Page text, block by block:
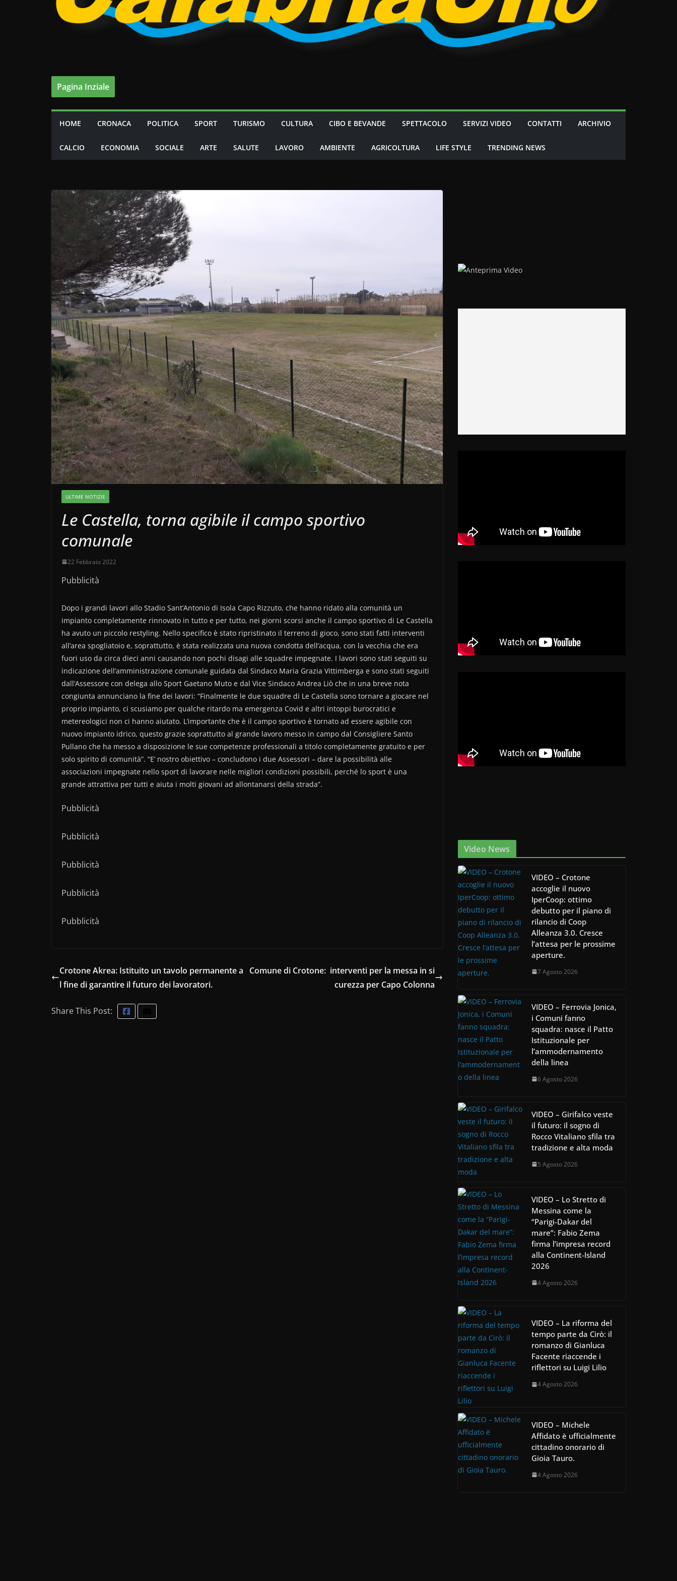
Pagina Inziale
HOME CRONACA POLITICA SPORT TURISMO CULTURA CIBO E BEVANDE SPETTACOLO SERVIZI VIDEO CONTATTI ARCHIVIO
CALCIO ECONOMIA SOCIALE ARTE SALUTE LAVORO AMBIENTE AGRICOLTURA LIFE STYLE TRENDING NEWS
ULTIME NOTIZIE
Le Castella, torna agibile il campo sportivo
comunale
22 Febbraio 2022
Pubblicità
Dopo i grandi lavori allo Stadio Sant’Antonio di Isola Capo Rizzuto, che hanno ridato alla comunità un
impianto completamente rinnovato in tutto e per tutto, nei giorni scorsi anche il campo sportivo di Le Castella
ha avuto un piccolo restyling. Nello specifico è stato ripristinato il terreno di gioco, sono stati fatti interventi
all’area spogliatoio e, soprattutto, è stata realizzata una nuova condotta dell’acqua, con la vecchia che era
fuori uso da circa dieci anni causando non pochi disagi alle squadre impegnate. I lavori sono stati seguiti su
indicazione dell’amministrazione comunale guidata dal Sindaco Maria Grazia Vittimberga e sono stati seguiti
dall’Assessore con delega allo Sport Gaetano Muto e dal Vice Sindaco Andrea Liò che in una breve nota
congiunta annunciano la fine dei lavori: “Finalmente le due squadre di Le Castella sono tornare a giocare nel
proprio impianto, ci scusiamo per qualche ritardo ma emergenza Covid e altri intoppi burocratici e
metereologici non ci hanno aiutato. L’importante che è il campo sportivo è tornato ad essere agibile con
nuovo impianto idrico, questo grazie soprattutto al grande lavoro messo in campo dal Consigliere Santo
Pullano che ha messo a disposizione le sue competenze professionali a titolo completamente gratuito e per
solo spirito di comunità”. “E’ nostro obiettivo – concludono i due Assessori – dare la possibilità alle
associazioni impegnate nello sport di lavorare nelle migliori condizioni possibili, perché lo sport è una
grande attrattiva per tutti e aiuta i molti giovani ad allontanarsi della strada”.
Pubblicità
Pubblicità
Pubblicità
Pubblicità
Pubblicità
Crotone Akrea: Istituito un tavolo permanente a
l fine di garantire il futuro dei lavoratori.
Comune di Crotone: interventi per la messa in si
curezza per Capo Colonna
Share This Post:
Video News
VIDEO – Crotone
accoglie il nuovo
IperCoop: ottimo
debutto per il piano di
rilancio di Coop
Alleanza 3.0. Cresce
l’attesa per le prossime
aperture.
7 Agosto 2026
VIDEO – Ferrovia Jonica,
i Comuni fanno
squadra: nasce il Patto
Istituzionale per
l’ammodernamento
della linea
6 Agosto 2026
VIDEO – Girifalco veste
il futuro: il sogno di
Rocco Vitaliano sfila tra
tradizione e alta moda
5 Agosto 2026
VIDEO – Lo Stretto di
Messina come la
“Parigi-Dakar del
mare”: Fabio Zema
firma l’impresa record
alla Continent-Island
2026
4 Agosto 2026
VIDEO – La riforma del
tempo parte da Cirò: il
romanzo di Gianluca
Facente riaccende i
riflettori su Luigi Lilio
4 Agosto 2026
VIDEO – Michele
Affidato è ufficialmente
cittadino onorario di
Gioia Tauro.
4 Agosto 2026